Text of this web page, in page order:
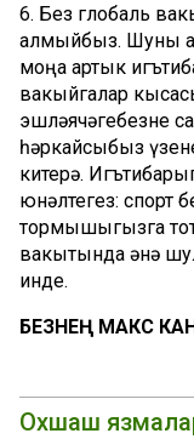
6. Без глобаль
алмыйбыз. Шуны
моңа артык
вакыйгалар
эшләячәгебезне
һәркайсыбыз
китерә.
юнәлтегез: спорт
тормышыгызга
вакытында әнә
инде.
БЕЗНЕҢ МАКС
Охшаш